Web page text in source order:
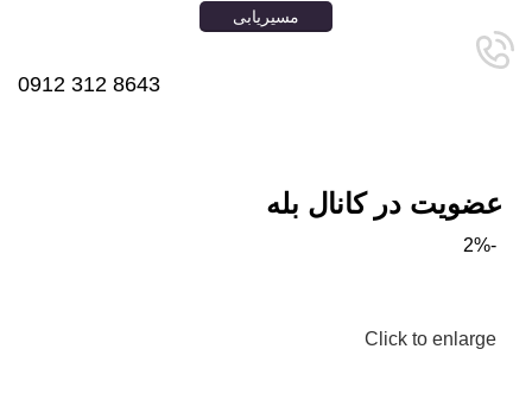
مسیریابی
8643 312 0912
عضویت در کانال بله
-2%
Click to enlarge